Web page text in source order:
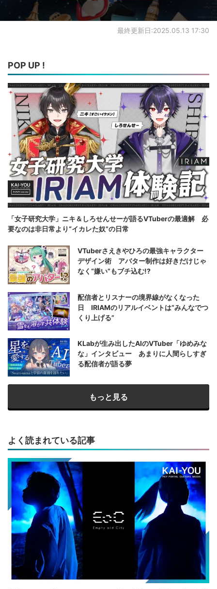
最終更新日:2025.05.13 17:30
POP UP !
「女子研究大学」ニキ＆しろせんせーが語るVTuberの最適解 必
要なのは非日常より“イカレた奴”の日常
VTuberさえきやひろの最強キャラクター
デザイン術 アバター制作は好きだけじゃ
なく“嫌い”もブチ込む!?
配信者とリスナーの境界線がなくなった
日 IRIAMのリアルイベントは“みんなでつ
くり上げる”
KLabが生み出したAIのVTuber「ゆめみな
な」インタビュー あまりに人間らしすぎ
る配信者が語る夢
もっと見る
よく読まれている記事